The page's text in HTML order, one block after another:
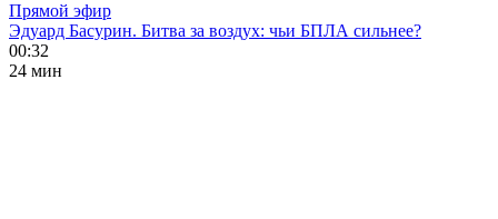
Прямой эфир
Эдуард Басурин. Битва за воздух: чьи БПЛА сильнее?
00:32
24 мин